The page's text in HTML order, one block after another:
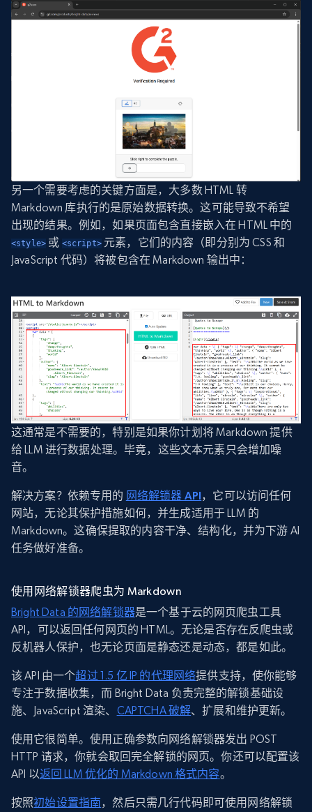
另一个需要考虑的关键方面是，大多数 HTML 转
Markdown 库执行的是原始数据转换。这可能导致不希望
出现的结果。例如，如果页面包含直接嵌入在 HTML 中的
<style> 或 <script>元素，它们的内容（即分别为 CSS 和
JavaScript 代码）将被包含在 Markdown 输出中：
这通常是不需要的，特别是如果你计划将 Markdown 提供
给 LLM 进行数据处理。毕竟，这些文本元素只会增加噪
音。
解决方案？依赖专用的 网络解锁器 API，它可以访问任何
网站，无论其保护措施如何，并生成适用于 LLM 的
Markdown。这确保提取的内容干净、结构化，并为下游 AI
任务做好准备。
使用网络解锁器爬虫为 Markdown
Bright Data 的网络解锁器是一个基于云的网页爬虫工具
API，可以返回任何网页的 HTML。无论是否存在反爬虫或
反机器人保护，也无论页面是静态还是动态，都是如此。
该 API 由一个超过 1.5 亿 IP 的代理网络提供支持，使你能够
专注于数据收集，而 Bright Data 负责完整的解锁基础设
施、JavaScript 渲染、 CAPTCHA 破解、扩展和维护更新。
使用它很简单。使用正确参数向网络解锁器发出 POST
HTTP 请求，你就会取回完全解锁的网页。你还可以配置该
API 以返回 LLM 优化的 Markdown 格式内容。
按照初始设置指南，然后只需几行代码即可使用网络解锁